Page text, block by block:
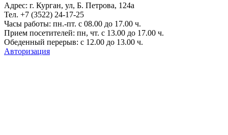
Адрес: г. Курган, ул, Б. Петрова, 124а
Тел. +7 (3522) 24-17-25
Часы работы: пн.-пт. с 08.00 до 17.00 ч.
Прием посетителей: пн, чт. с 13.00 до 17.00 ч.
Обеденный перерыв: с 12.00 до 13.00 ч.
Авторизация